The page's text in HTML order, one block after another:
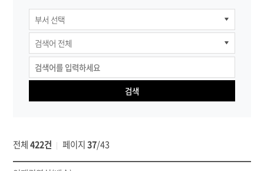
직원
검색
검색
전체422건 페이지37/43
부